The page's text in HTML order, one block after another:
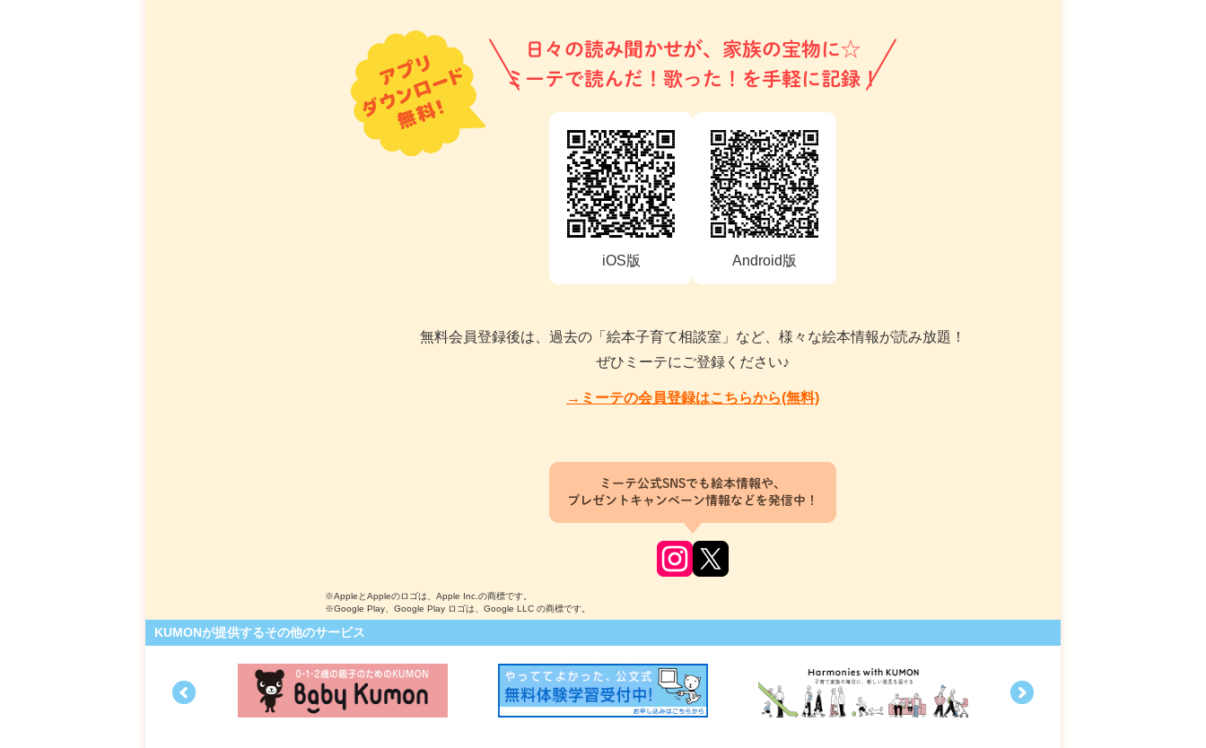
日々の読み聞かせが、家族の宝物に☆
ミーテで読んだ！歌った！を手軽に記録！
iOS版 Android版
無料会員登録後は、過去の「絵本子育て相談室」など、様々な絵本情報が読み放題！
ぜひミーテにご登録ください♪
→ミーテの会員登録はこちらから(無料)
ミーテ公式SNSでも絵本情報や、
プレゼントキャンペーン情報などを発信中！
※AppleとAppleのロゴは、Apple Inc.の商標です。
※Google Play、Google Play ロゴは、Google LLC の商標です。
KUMONが提供するその他のサービス